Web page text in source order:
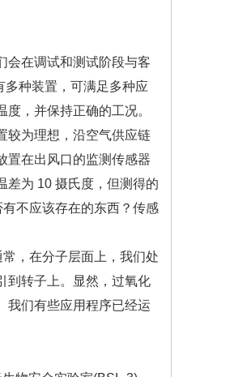
在调试和测试阶段与客
多种装置，可满足多种应
，并保持正确的工况。
为理想，沿空气供应链
置在出风口的监测传感器
差为 10 摄氏度，但测得的
不应该存在的东西？传感
，在分子层面上，我们处
到转子上。显然，过氧化
我们有些应用程序已经运